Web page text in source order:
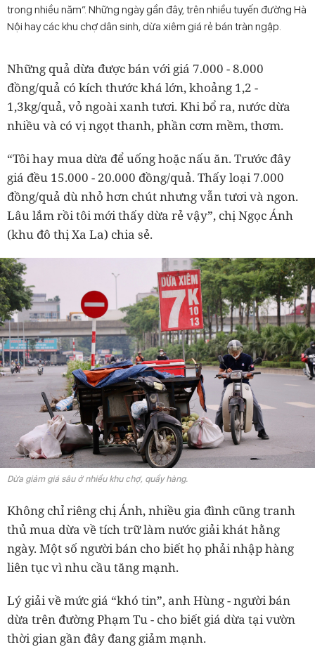
trong nhiều năm”. Những ngày gần đây, trên nhiều tuyến đường Hà
Nội hay các khu chợ dân sinh, dừa xiêm giá rẻ bán tràn ngập.
Những quả dừa được bán với giá 7.000 - 8.000
đồng/quả có kích thước khá lớn, khoảng 1,2 -
1,3kg/quả, vỏ ngoài xanh tươi. Khi bổ ra, nước dừa
nhiều và có vị ngọt thanh, phần cơm mềm, thơm.
“Tôi hay mua dừa để uống hoặc nấu ăn. Trước đây
giá đều 15.000 - 20.000 đồng/quả. Thấy loại 7.000
đồng/quả dù nhỏ hơn chút nhưng vẫn tươi và ngon.
Lâu lắm rồi tôi mới thấy dừa rẻ vậy”, chị Ngọc Ánh
(khu đô thị Xa La) chia sẻ.
Dừa giảm giá sâu ở nhiều khu chợ, quầy hàng.
Không chỉ riêng chị Ánh, nhiều gia đình cũng tranh
thủ mua dừa về tích trữ làm nước giải khát hằng
ngày. Một số người bán cho biết họ phải nhập hàng
liên tục vì nhu cầu tăng mạnh.
Lý giải về mức giá “khó tin”, anh Hùng - người bán
dừa trên đường Phạm Tu - cho biết giá dừa tại vườn
thời gian gần đây đang giảm mạnh.